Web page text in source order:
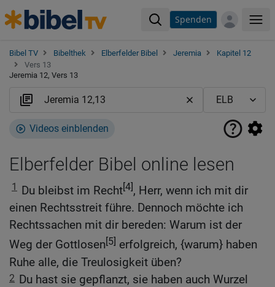
Spenden
Bibel TV Bibelthek Elberfelder Bibel Jeremia
Kapitel 12
Vers 13
Jeremia 12, Vers 13
Videos einblenden
Elberfelder Bibel online lesen
1 Du bleibst im Recht[4], Herr, wenn ich mit dir
einen Rechtsstreit führe. Dennoch möchte ich
Rechtssachen mit dir bereden: Warum ist der
Weg der Gottlosen[5] erfolgreich, {warum} haben
Ruhe alle, die Treulosigkeit üben?
2 Du hast sie gepflanzt, sie haben auch Wurzel